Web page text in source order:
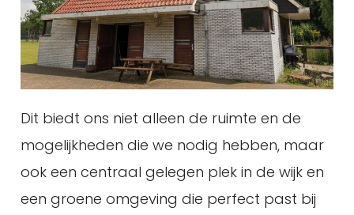
Dit biedt ons niet alleen de ruimte en de
mogelijkheden die we nodig hebben, maar
ook een centraal gelegen plek in de wijk en
een groene omgeving die perfect past bij